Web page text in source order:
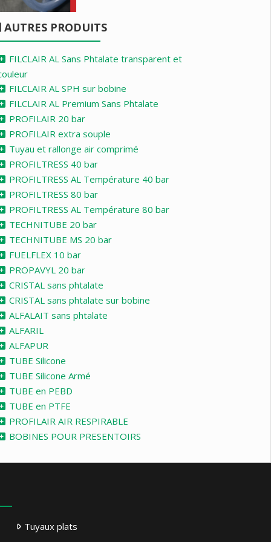
AUTRES PRODUITS
FILCLAIR AL Sans Phtalate transparent et
FILCLAIR AL SPH sur bobine
FILCLAIR AL Premium Sans Phtalate
PROFILAIR 20 bar
PROFILAIR extra souple
Tuyau et rallonge air comprimé
PROFILTRESS 40 bar
PROFILTRESS AL Température 40 bar
PROFILTRESS 80 bar
PROFILTRESS AL Température 80 bar
TECHNITUBE 20 bar
TECHNITUBE MS 20 bar
FUELFLEX 10 bar
PROPAVYL 20 bar
CRISTAL sans phtalate
CRISTAL sans phtalate sur bobine
ALFALAIT sans phtalate
ALFARIL
ALFAPUR
TUBE Silicone
TUBE Silicone Armé
TUBE en PEBD
TUBE en PTFE
PROFILAIR AIR RESPIRABLE
BOBINES POUR PRESENTOIRS
Tuyaux plats